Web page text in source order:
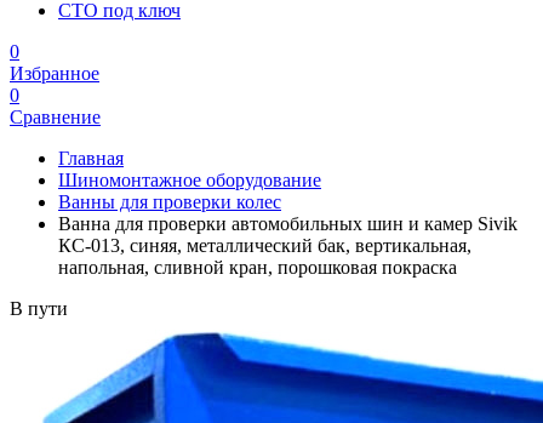
СТО под ключ
0
Избранное
0
Сравнение
Главная
Шиномонтажное оборудование
Ванны для проверки колес
Ванна для проверки автомобильных шин и камер Sivik
КС-013, синяя, металлический бак, вертикальная,
напольная, сливной кран, порошковая покраска
В пути